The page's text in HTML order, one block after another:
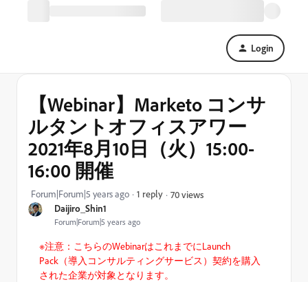
Login
Daijiro_Shin1
Forum|Forum|5 years ago
【Webinar】Marketo コンサ
ルタントオフィスアワー
2021年8月10日（火）15:00-
16:00 開催
Forum|Forum|5 years ago 1 reply 70 views
※注意：こちらのWebinarはこれまでにLaunch
Pack（導入コンサルティングサービス）契約を購入
された企業が対象となります。